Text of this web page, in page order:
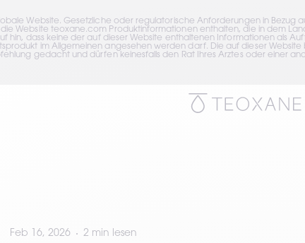
Website. Gesetzliche oder regulatorische Anforderungen in Bezug
Website teoxane.com Produktinformationen enthalten, die in dem
hin, dass keine der auf dieser Website enthaltenen Informationen als
im Allgemeinen angesehen werden darf. Die auf dieser
gedacht und dürfen keinesfalls den Rat Ihres Arztes oder einer
Feb 16, 2026 2 min lesen